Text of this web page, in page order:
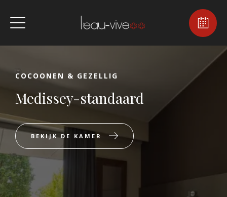
COCOONEN & GEZELLIG
Medissey-standaard
BEKIJK DE KAMER